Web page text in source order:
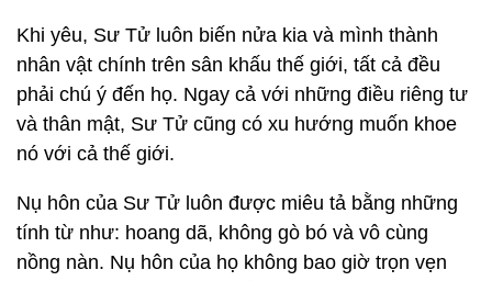
tính từ như: hoang dã, không gò bó và vô cùng
nồng nàn. Nụ hôn của họ không bao giờ trọn vẹn
nếu không có những cái cắn chiến lược và những
cái chạm đúng lúc. Thậm chí, chúng có thể phát ra
hiệu ứng âm thanh “sống động” khiến bạn đỏ mặt.
1. Bọ Cạp